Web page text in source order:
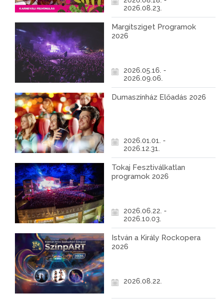
2026.08.23.
Margitsziget Programok
2026
2026.05.16. -
2026.09.06.
Dumaszínház Előadás 2026
2026.01.01. -
2026.12.31.
Tokaj Fesztiválkatlan
programok 2026
2026.06.22. -
2026.10.03.
István a Király Rockopera
2026
2026.08.22.